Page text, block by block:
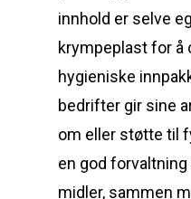
innhold er selve
krympeplast for å
hygieniske
bedrifter gir sine
om eller støtte til
en god
midler, sammen